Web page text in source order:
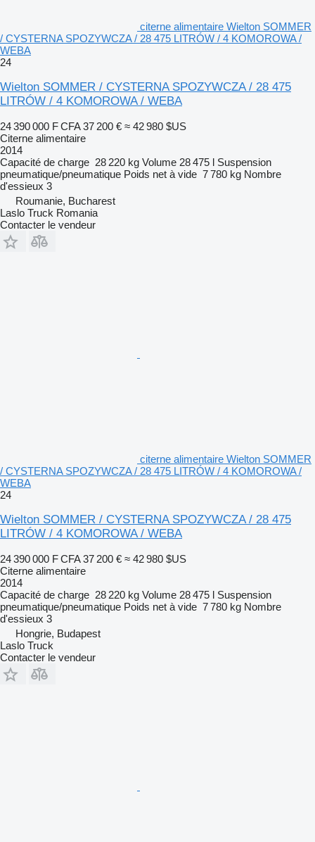
citerne alimentaire Wielton SOMMER
/ CYSTERNA SPOZYWCZA / 28 475 LITRÓW / 4 KOMOROWA /
WEBA
24
Wielton SOMMER / CYSTERNA SPOZYWCZA / 28 475
LITRÓW / 4 KOMOROWA / WEBA
24 390 000 F CFA 37 200 € ≈ 42 980 $US
Citerne alimentaire
2014
Capacité de charge 28 220 kg Volume 28 475 l Suspension
pneumatique/pneumatique Poids net à vide 7 780 kg Nombre
d'essieux 3
Roumanie, Bucharest
Laslo Truck Romania
Contacter le vendeur
citerne alimentaire Wielton SOMMER
/ CYSTERNA SPOZYWCZA / 28 475 LITRÓW / 4 KOMOROWA /
WEBA
24
Wielton SOMMER / CYSTERNA SPOZYWCZA / 28 475
LITRÓW / 4 KOMOROWA / WEBA
24 390 000 F CFA 37 200 € ≈ 42 980 $US
Citerne alimentaire
2014
Capacité de charge 28 220 kg Volume 28 475 l Suspension
pneumatique/pneumatique Poids net à vide 7 780 kg Nombre
d'essieux 3
Hongrie, Budapest
Laslo Truck
Contacter le vendeur